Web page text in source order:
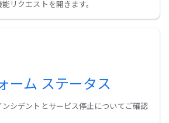
リクエストを開きます。
ーム ステータス
シデントとサービス停止についてご確認